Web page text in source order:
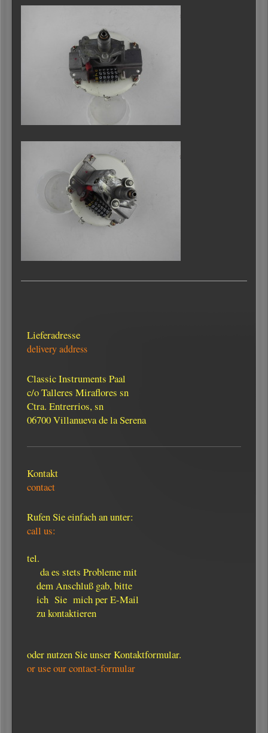
Lieferadresse
delivery address
Classic Instruments Paal
c/o Talleres Miraflores sn
Ctra. Entrerrios, sn
06700 Villanueva de la Serena
Kontakt
contact
Rufen Sie einfach an unter:
call us:
tel.
da es stets Probleme mit
dem Anschluß gab, bitte
ich Sie mich per E-Mail
zu kontaktieren
oder nutzen Sie unser Kontaktformular.
or use our contact-formular